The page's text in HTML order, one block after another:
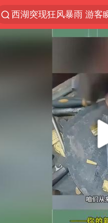
西湖突现狂风暴雨 游客
光影经济撬动暑期消费
隔20米开高仿奶茶店被
新疆景区自驾服务费改
多家A股公司收到美国
直击东北超：哈尔滨vs
视频丨中国东方电气集
香港宏福苑火灾或由烟
白海豚将正面袭击贯穿
酒店回应车内过夜被收
36岁男演员成景区NPC